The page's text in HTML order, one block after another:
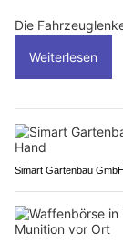
Die
Weiterlesen
Simart Gartenbau